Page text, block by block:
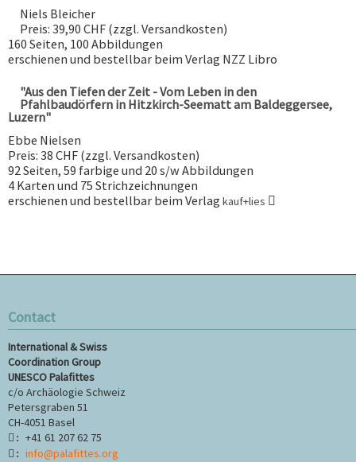
Niels Bleicher
Preis: 39,90 CHF (zzgl. Versandkosten)
160 Seiten, 100 Abbildungen
erschienen und bestellbar beim Verlag NZZ Libro
"Aus den Tiefen der Zeit - Vom Leben in den
Pfahlbaudörfern in Hitzkirch-Seematt am Baldeggersee,
Luzern"
Ebbe Nielsen
Preis: 38 CHF (zzgl. Versandkosten)
92 Seiten, 59 farbige und 20 s/w Abbildungen
4 Karten und 75 Strichzeichnungen
erschienen und bestellbar beim Verlag kauf+lies
Contact
International & Swiss
Coordination Group
UNESCO Palafittes
c/o Archäologie Schweiz
Petersgraben 51
CH-4051 Basel
: +41 61 207 62 75
: info@palafittes.org